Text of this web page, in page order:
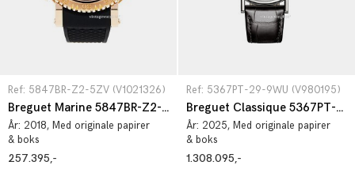
Ref: 5847BR-Z2-5ZV (V1021326)
Breguet Marine 5847BR-Z2-5ZV
År: 2018, Med originale papirer
& boks
257.395,-
Ref: 5367PT-29-9WU (V980195)
Breguet Classique 5367PT-29-9WU
År: 2025, Med originale papirer
& boks
1.308.095,-